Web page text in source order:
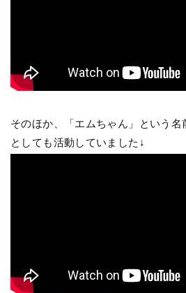
そのほか、「エムちゃん」という
としても活動していました↓